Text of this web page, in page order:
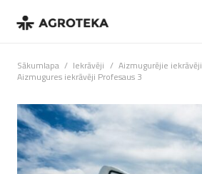
Sākumlapa / Iekrāvēji / Aizmugurējie iekrāvēji
Aizmugures iekrāvēji Profesaus 3